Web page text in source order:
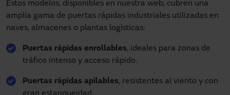
Estos modelos, disponibles en nuestra web, cubren una
amplia gama de puertas rápidas industriales utilizadas en
naves, almacenes o plantas logísticas:
Puertas rápidas enrollables, ideales para zonas de
tráfico intenso y acceso rápido.
Puertas rápidas apilables, resistentes al viento y con